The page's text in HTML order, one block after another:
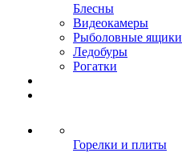
Блесны
Видеокамеры
Рыболовные ящики
Ледобуры
Рогатки
Горелки и плиты